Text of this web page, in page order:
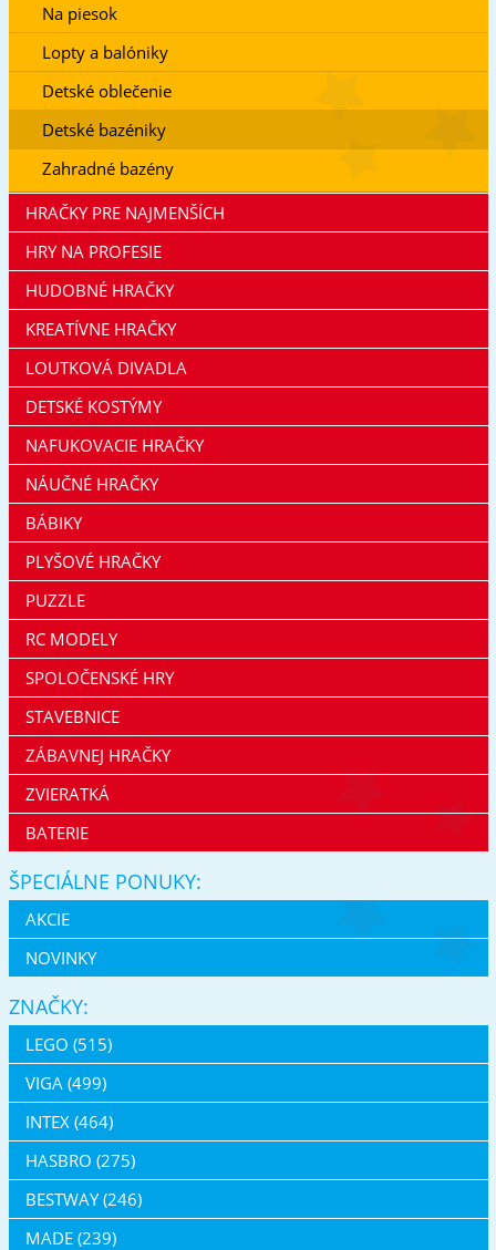
Na piesok
Lopty a balóniky
Detské oblečenie
Detské bazéniky
Zahradné bazény
HRAČKY PRE NAJMENŠÍCH
HRY NA PROFESIE
HUDOBNÉ HRAČKY
KREATÍVNE HRAČKY
LOUTKOVÁ DIVADLA
DETSKÉ KOSTÝMY
NAFUKOVACIE HRAČKY
NÁUČNÉ HRAČKY
BÁBIKY
PLYŠOVÉ HRAČKY
PUZZLE
RC MODELY
SPOLOČENSKÉ HRY
STAVEBNICE
ZÁBAVNEJ HRAČKY
ZVIERATKÁ
BATERIE
ŠPECIÁLNE PONUKY:
AKCIE
NOVINKY
ZNAČKY:
LEGO (515)
VIGA (499)
INTEX (464)
HASBRO (275)
BESTWAY (246)
MADE (239)